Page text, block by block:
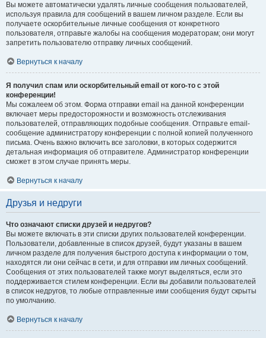
Вы можете автоматически удалять личные сообщения пользователей,
используя правила для сообщений в вашем личном разделе. Если вы
получаете оскорбительные личные сообщения от конкретного
пользователя, отправьте жалобы на сообщения модераторам; они могут
запретить пользователю отправку личных сообщений.
Вернуться к началу
Я получил спам или оскорбительный email от кого-то с этой
конференции!
Мы сожалеем об этом. Форма отправки email на данной конференции
включает меры предосторожности и возможность отслеживания
пользователей, отправляющих подобные сообщения. Отправьте email-
сообщение администратору конференции с полной копией полученного
письма. Очень важно включить все заголовки, в которых содержится
детальная информация об отправителе. Администратор конференции
сможет в этом случае принять меры.
Вернуться к началу
Друзья и недруги
Что означают списки друзей и недругов?
Вы можете включать в эти списки других пользователей конференции.
Пользователи, добавленные в список друзей, будут указаны в вашем
личном разделе для получения быстрого доступа к информации о том,
находятся ли они сейчас в сети, и для отправки им личных сообщений.
Сообщения от этих пользователей также могут выделяться, если это
поддерживается стилем конференции. Если вы добавили пользователей
в список недругов, то любые отправленные ими сообщения будут скрыты
по умолчанию.
Вернуться к началу